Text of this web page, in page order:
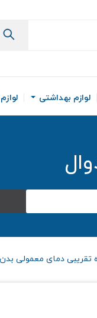
لوازم بهداشتی
تقریبی دمای معمولی